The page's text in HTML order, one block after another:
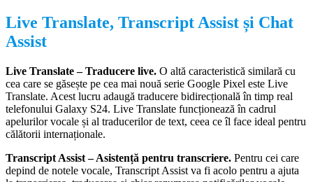
Live Translate, Transcript Assist și Chat
Assist
Live Translate – Traducere live. O altă caracteristică similară cu
cea care se găsește pe cea mai nouă serie Google Pixel este Live
Translate. Acest lucru adaugă traducere bidirecțională în timp real
telefonului Galaxy S24. Live Translate funcționează în cadrul
apelurilor vocale și al traducerilor de text, ceea ce îl face ideal pentru
călătorii internaționale.
Transcript Assist – Asistență pentru transcriere. Pentru cei care
depind de notele vocale, Transcript Assist va fi acolo pentru a ajuta